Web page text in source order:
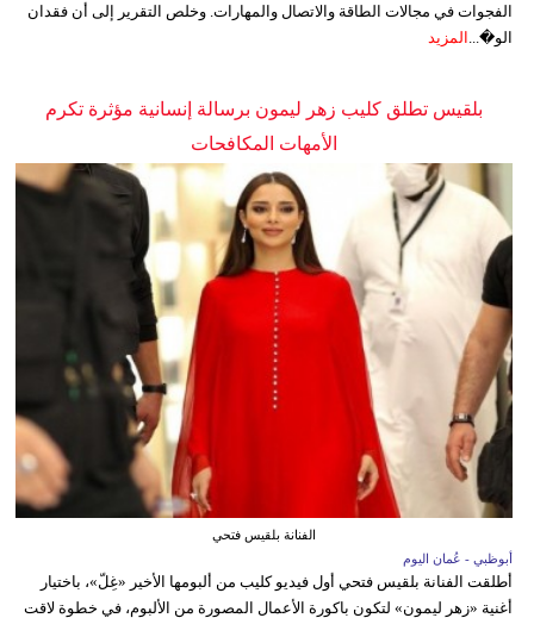
الفجوات في مجالات الطاقة والاتصال والمهارات. وخلص التقرير إلى أن فقدان
الو�...
المزيد
بلقيس تطلق كليب زهر ليمون برسالة إنسانية مؤثرة تكرم
الأمهات المكافحات
الفنانة بلقيس فتحي
أبوظبي - عُمان اليوم
أطلقت الفنانة بلقيس فتحي أول فيديو كليب من ألبومها الأخير «غِلّ»، باختيار
أغنية «زهر ليمون» لتكون باكورة الأعمال المصورة من الألبوم، في خطوة لاقت